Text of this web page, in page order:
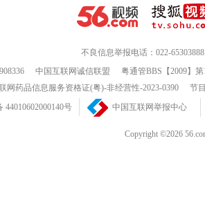
不良信息举报电话：022-65303888
中国互联网诚信联盟
粤通管BBS【2009】
网药品信息服务资格证(粤)-非经营性-2023-0390
节
44010602000140号
中国互联网举报中心
Copyright ©2026